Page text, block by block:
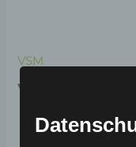
VSM
VSM